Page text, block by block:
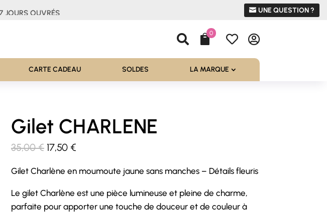
JOURS OUVRÉS UNE QUESTION ?
 0  
CARTE CADEAU SOLDES LA MARQUE
Gilet CHARLENE
35,00€ Le
initial
était :
17,50 €Le
actuel
est :
17,50 €.
Gilet Charlène en moumoute jaune sans manches – Détails fleuris
Le gilet Charlène est une pièce lumineuse et pleine de charme,
parfaite pour apporter une touche de douceur et de couleur à